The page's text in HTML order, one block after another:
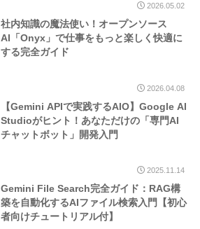
2026.05.02
社内知識の魔法使い！オープンソース
AI「Onyx」で仕事をもっと楽しく快適に
する完全ガイド
2026.04.08
【Gemini APIで実践するAIO】Google AI
Studioがヒント！あなただけの「専門AI
チャットボット」開発入門
2025.11.14
Gemini File Search完全ガイド：RAG構
築を自動化するAIファイル検索入門【初心
者向けチュートリアル付】